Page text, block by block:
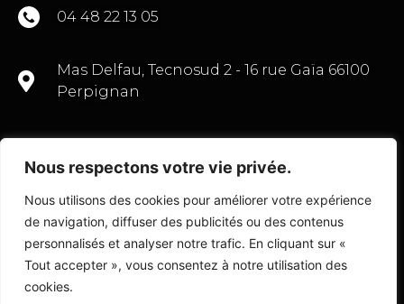
Nous respectons votre vie privée.
Nous utilisons des cookies pour améliorer votre expérience
de navigation, diffuser des publicités ou des contenus
personnalisés et analyser notre trafic. En cliquant sur «
Tout accepter », vous consentez à notre utilisation des
cookies.
04 48 22 13 05
Mas Delfau, Tecnosud 2 - 16 rue Gaïa 66100
Perpignan
CONTACTEZ-NOUS
© Copyright 2022 Transactions Commerce 66